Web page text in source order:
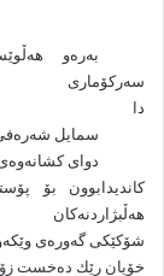
به‌ره‌و
سه‌ركۆماری‌
دا
سمایل
دوای‌
كاندیدابوون بۆ
هه‌ڵبژاردنه‌كان
شۆكێكی‌ گه‌وره‌ی‌
خۆیان رێك ده‌خست